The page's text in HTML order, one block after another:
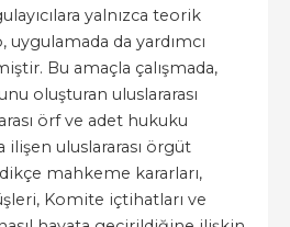
yalnızca teorik
uygulamada da yardımcı
Bu amaçla çalışmada,
oluşturan uluslararası
örf ve adet hukuku
ilişen uluslararası örgüt
mahkeme kararları,
Komite içtihatları ve